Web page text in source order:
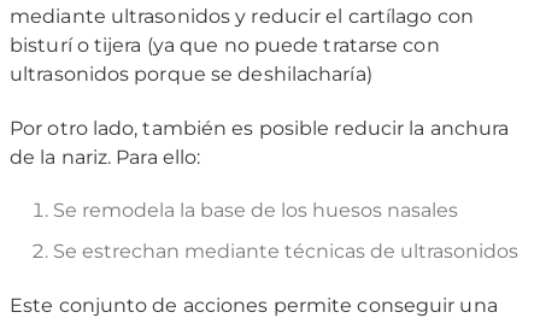
mediante ultrasonidos y reducir el cartílago con
bisturí o tijera (ya que no puede tratarse con
ultrasonidos porque se deshilacharía)
Por otro lado, también es posible reducir la anchura
de la nariz. Para ello:
Se remodela la base de los huesos nasales
Se estrechan mediante técnicas de ultrasonidos
Este conjunto de acciones permite conseguir una